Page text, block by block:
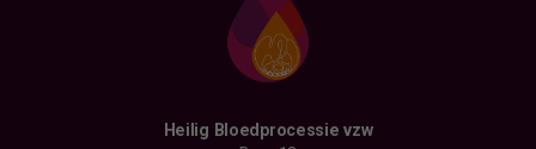
Heilig Bloedprocessie vzw